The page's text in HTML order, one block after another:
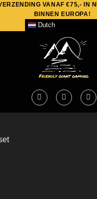
VANAF €75,- IN
BINNEN EUROPA!
Dutch